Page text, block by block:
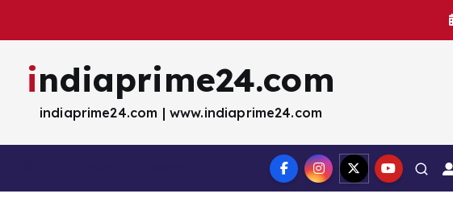
indiaprime24.com
indiaprime24.com | www.indiaprime24.com